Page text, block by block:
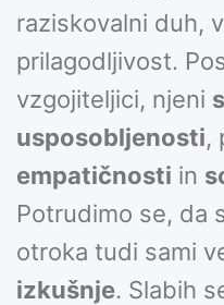
raziskovalni duh,
prilagodljivost.
vzgojiteljici, njeni
usposobljenosti,
empatičnosti in
Potrudimo se, da
otroka tudi sami
izkušnje. Slabih